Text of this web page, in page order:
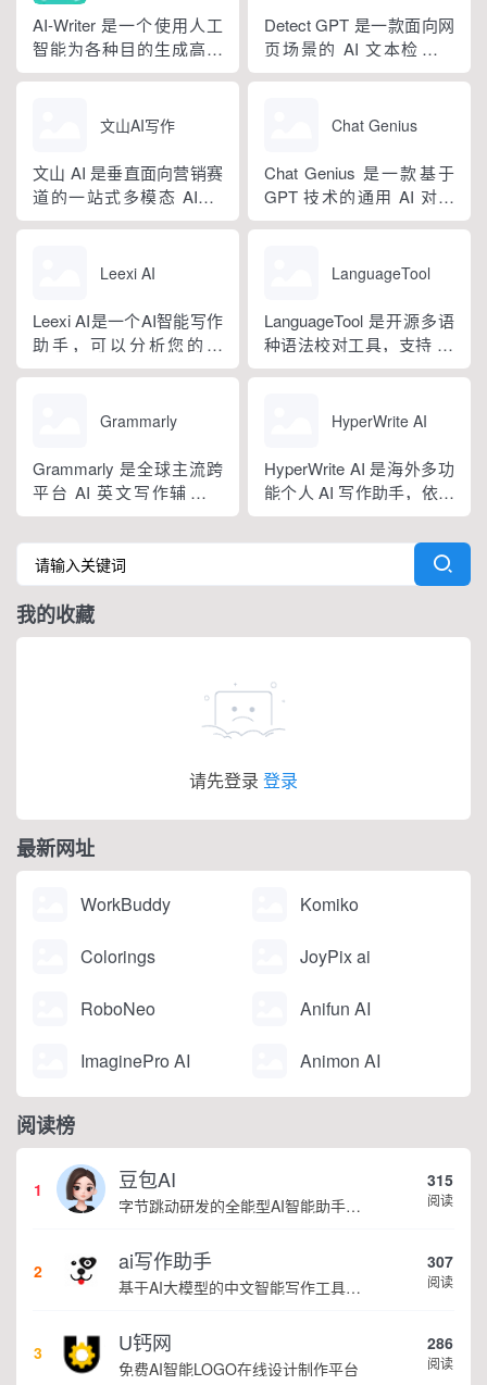
即可产出高质量文稿。平
台覆盖 20 余个行业领域、
279 种写作体裁，配备 20
场景，集成伪原创改写、
图生文、多语言翻译、
PPT 大纲生成等通用能
AI-Writer 是一个使用人工
智能为各种目的生成高质
量和相关内容的平台。无
章、产品描述、登录页面
Detect GPT 是一款面向网
页场景的 AI 文本检测工
具，以浏览器插件形态为
网页文字，甄别 GPT 系列
坦福零样本概率曲率检测
技术，无需针对新模型重
新训练，操作简单、无需
文山AI写作
文山 AI 是垂直面向营销赛
道的一站式多模态 AIGC
工具，主打图文一体化生
习用户创作风格，适配新
传等各类营销文体。内置
十大类海量行业模板，覆
盖超 99% 营销业务场景，
Chat Genius
Chat Genius 是一款基于
GPT 技术的通用 AI 对话
应用，依托大模型自然语
交互，支持自定义专属个
询、内容创作、生活事务
辅助等场景。产品采用金
币激励体系，用户可通过
Leexi AI
Leexi AI是一个AI智能写作
助手，可以分析您的文
本，提供有关如何改进文
纠正语法、拼写和标点符
LanguageTool
LanguageTool 是开源多语
种语法校对工具，支持 30
余种语言与方言检测，覆
语种，区分六大英语地域
法纠错外，还可校验标
点、大小写、语句冗余问
题，附带 AI 句子改写功
Grammarly
Grammarly 是全球主流跨
平台 AI 英文写作辅助工
具，提供免费基础版本，
依托 NLP 与大模型技术，
搭载 GrammarlyGO 智能
写作助手，集实时校对、
AI 生成、抄袭检测、引文
排版、团队文风统一功能
HyperWrite AI
HyperWrite AI 是海外多功
能个人 AI 写作助手，依托
大语言模型打造全场景文
字处理工具，内置上百种
写作功能，支持原生网页
编辑器与 Chrome 浏览器
调用 AI。覆盖内容生成、
务沟通等...
我的收藏
请先登录 登录
最新网址
WorkBuddy Komiko
Colorings JoyPix ai
RoboNeo Anifun AI
ImaginePro AI Animon AI
阅读榜
1 豆包AI
字节跳动研发的全能型AI智能助手，提供智能对话、知识问答、内容创作、学习办公等一站式AI服务
315
阅读
2 ai写作助手
基于AI大模型的中文智能写作工具，面向学生、自媒体、职场人士提供一站式文本创作服务 核心定位 AI写作助手是依托人工智能技术打造的创作辅助平台，专注中文文本生成与优化，帮助用户快速完成各类文案、文章、论文等内容创作，提升写作效率 核心功能 ...
307
阅读
3 U钙网
免费AI智能LOGO在线设计制作平台
286
阅读